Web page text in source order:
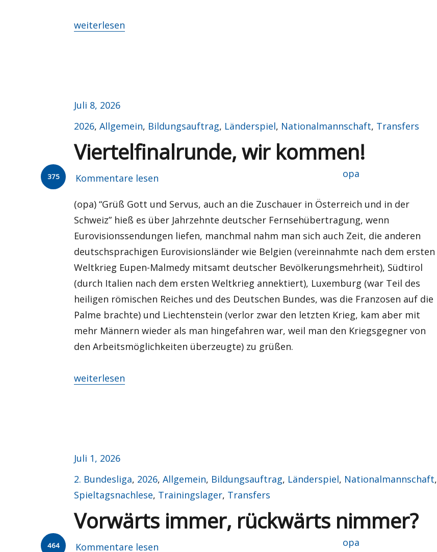
„Mit dem Schattenkad(av)er auf die Hüpfburg?“
weiterlesen
Veröffentlicht
am
Juli 8, 2026
Kategorien
2026,Allgemein, Bildungsauftrag, Länderspiel, Nationalmannschaft, Transfers
Viertelfinalrunde, wir kommen!
375 Kommentare lesen Autor
opa
(opa) “Grüß Gott und Servus, auch an die Zuschauer in Österreich und in der
Schweiz” hieß es über Jahrzehnte deutscher Fernsehübertragung, wenn
Eurovisionssendungen liefen, manchmal nahm man sich auch Zeit, die anderen
deutschsprachigen Eurovisionsländer wie Belgien (vereinnahmte nach dem ersten
Weltkrieg Eupen-Malmedy mitsamt deutscher Bevölkerungsmehrheit), Südtirol
(durch Italien nach dem ersten Weltkrieg annektiert), Luxemburg (war Teil des
heiligen römischen Reiches und des Deutschen Bundes, was die Franzosen auf die
Palme brachte) und Liechtenstein (verlor zwar den letzten Krieg, kam aber mit
mehr Männern wieder als man hingefahren war, weil man den Kriegsgegner von
den Arbeitsmöglichkeiten überzeugte) zu grüßen.
„Viertelfinalrunde, wir kommen!“
weiterlesen
Veröffentlicht
am
Juli 1, 2026
Kategorien
2. Bundesliga, 2026,Allgemein, Bildungsauftrag, Länderspiel, Nationalmannschaft,
Spieltagsnachlese, Trainingslager, Transfers
Vorwärts immer, rückwärts nimmer?
464 Kommentare lesen Autor
opa